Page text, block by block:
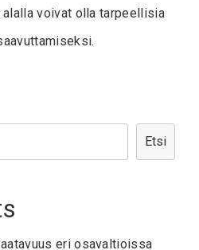
voivat olla tarpeellisia
Etsi
eri osavaltioissa